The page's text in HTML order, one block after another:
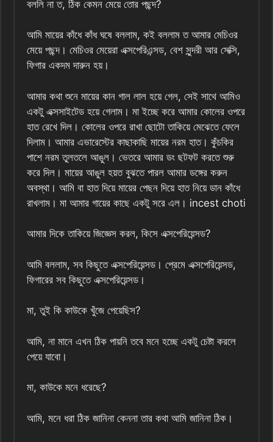
বললি না ত, ঠিক কেমন মেয়ে তোর পছন্দ?
আমি মায়ের কাঁধে কাঁধ ঘষে বললাম, কই বললাম ত আমার মেচিওর
মেয়ে পছন্দ। মেচিওর মেয়েরা এক্সপেরিএন্সড, বেশ সুন্দরী আর সেক্সি,
ফিগার একদম দারুন হয়।
আমার কথা শুনে মায়ের কান গাল লাল হয়ে গেল, সেই সাথে আমিও
একটু এক্সসাইটেড হয়ে গেলাম। মা ইচ্ছে করে আমার কোলের ওপরে
হাত রেখে দিল। কোলের ওপরে রাখা ছোটো তাকিয়ে মেঝেতে ফেলে
দিলাম। আমার এভারেস্টের কাছাকাছি মায়ের নরম হাত। কুঁচকির
পাশে নরম তুলতলে আঙুল। ভেতরে আমার ডং ছটফট করতে শুরু
করে দিল। মায়ের আঙুল হয়ত বুঝতে পারল আমার ডঙ্গের করুন
অবস্থা। আমি বা হাত দিয়ে মায়ের পেছন দিয়ে হাত নিয়ে ডান কাঁধে
রাখলাম। মা আমার গায়ের কাছে একটু সরে এল। incest choti
আমার দিকে তাকিয়ে জিজ্ঞেস করল, কিসে এক্সপেরিয়েন্সড?
আমি বললাম, সব কিছুতে এক্সপেরিয়েন্সড। প্রেমে এক্সপেরিয়েন্সড,
ফিগারের সব কিছুতে এক্সপেরিয়েন্সড।
মা, তুই কি কাউকে খুঁজে পেয়েছিস?
আমি, না মানে এখন ঠিক পায়নি তবে মনে হচ্ছে একটু চেষ্টা করলে
পেয়ে যাবো।
মা, কাউকে মনে ধরেছে?
আমি, মনে ধরা ঠিক জানিনা কেননা তার কথা আমি জানিনা ঠিক।